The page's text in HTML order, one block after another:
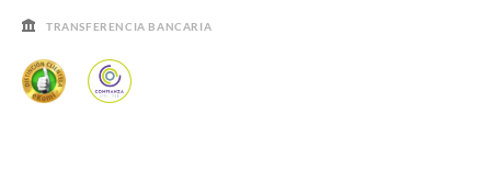
TRANSFERENCIA BANCARIA